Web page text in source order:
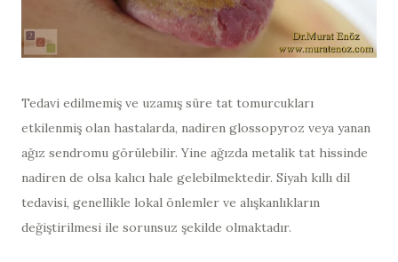
Tedavi edilmemiş ve uzamış süre tat tomurcukları
etkilenmiş olan hastalarda, nadiren glossopyroz veya yanan
ağız sendromu görülebilir. Yine ağızda metalik tat hissinde
nadiren de olsa kalıcı hale gelebilmektedir. Siyah kıllı dil
tedavisi, genellikle lokal önlemler ve alışkanlıkların
değiştirilmesi ile sorunsuz şekilde olmaktadır.